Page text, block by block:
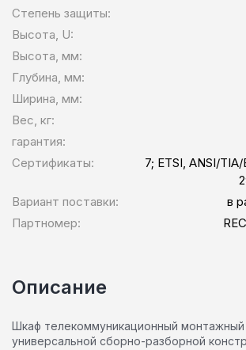
Степень защиты:
Высота, U:
Высота, мм:
Глубина, мм:
Ширина, мм:
Вес, кг:
гарантия:
Сертификаты:
7; ETSI, ANSI/
Вариант поставки:
в
Партномер:
Описание
Шкаф телекоммуникационный монтажный
универсальной сборно-разборной